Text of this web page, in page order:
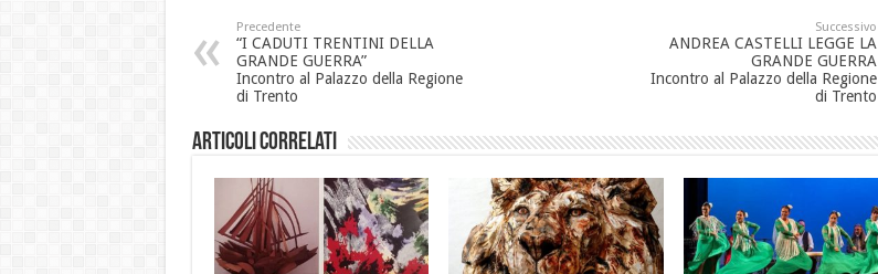
Precedente
“I CADUTI TRENTINI DELLA
GRANDE GUERRA”
Incontro al Palazzo della Regione
di Trento
Successivo
ANDREA CASTELLI LEGGE LA
GRANDE GUERRA
Incontro al Palazzo della Regione
di Trento
Articoli correlati